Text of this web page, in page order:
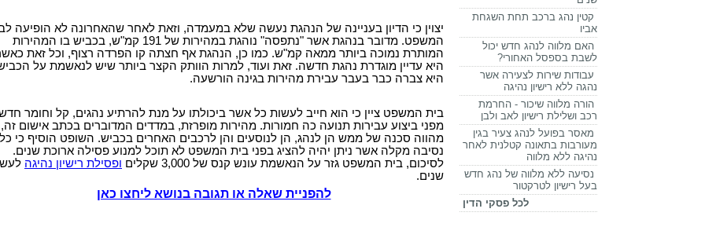
יצוין כי הדיון בעניינה של הנהגת נעשה שלא במעמדה, וזאת לאחר שהאחרונה לא הופיעה
המשפט. מדובר בנהגת אשר "נתפסה" נוהגת במהירות של 191 קמ"ש, בכביש בו המהירות
המותרת נמוכה ביותר ממאה קמ"ש. כמו כן, הנהגת אף חצתה קו הפרדה רצוף, וכל זאת
היא עדיין מוגדרת נהגת חדשה. זאת ועוד, למרות הוותק הקצר ביותר שיש לנאשמת על
היא צברה כבר בעבר עבירת מהירות בגינה הורשעה.
בית המשפט ציין כי הוא חייב לעשות כל אשר ביכולתו על מנת להרתיע נהגים, קל וחומר
מפני ביצוע עבירות תנועה כה חמורות. מהירות מופרזת, במדדים המדוברים בכתב אישום זה,
מהווה סכנה של ממש הן לנהג, הן לנוסעים והן לרכבים האחרים בכביש. השופט הוסיף כי כל
נסיבה מקלה אשר ניתן יהיה להציג בפני בית המשפט לא תוכל למנוע פסילה ארוכת שנים.
לסיכום, בית המשפט גזר על הנאשמת עונש קנס של 3,000 שקלים
ופסילת רישיון נהיגה
שנים.
להפניית שאלה או תגובה בנושא ליחצו כאן
קטין נהג ברכב תחת השגחת
אביו
האם מלווה לנהג חדש יכול
לשבת בספסל האחורי?
עבודות שירות לצעירה אשר
נהגה ללא רישיון נהיגה
הורה מלווה שיכור - החרמת
רכב ושלילת רישיון לאב ולבן
מאסר בפועל לנהג צעיר בגין
מעורבות בתאונה קטלנית לאחר
נהיגה ללא מלווה
נסיעה ללא מלווה של נהג חדש
בעל רישיון לטרקטור
לכל פסקי הדין